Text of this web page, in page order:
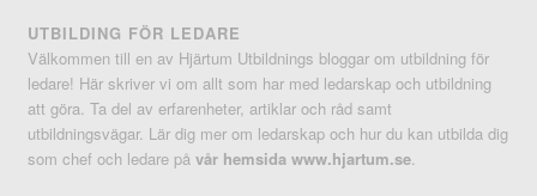
UTBILDING FÖR LEDARE
Välkommen till en av Hjärtum Utbildnings bloggar om utbildning för
ledare! Här skriver vi om allt som har med ledarskap och utbildning
att göra. Ta del av erfarenheter, artiklar och råd samt
utbildningsvägar. Lär dig mer om ledarskap och hur du kan utbilda dig
som chef och ledare påvår hemsida www.hjartum.se